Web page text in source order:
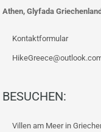
Athen, Glyfada Griechenland
Kontaktformular
BESUCHEN:
Villen am Meer in